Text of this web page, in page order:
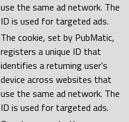
use the same ad network. The
ID is used for targeted ads.
The cookie, set by PubMatic,
registers a unique ID that
identifies a returning user's
device across websites that
use the same ad network. The
ID is used for targeted ads.